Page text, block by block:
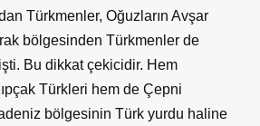
Türkmenler, Oğuzların Avşar
bölgesinden Türkmenler de
Bu dikkat çekicidir. Hem
Türkleri hem de Çepni
bölgesinin Türk yurdu haline